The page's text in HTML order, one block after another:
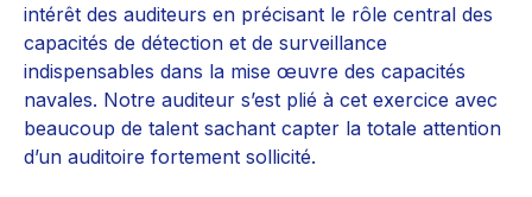
intérêt des auditeurs en précisant le rôle central des
capacités de détection et de surveillance
indispensables dans la mise œuvre des capacités
navales. Notre auditeur s’est plié à cet exercice avec
beaucoup de talent sachant capter la totale attention
d’un auditoire fortement sollicité.